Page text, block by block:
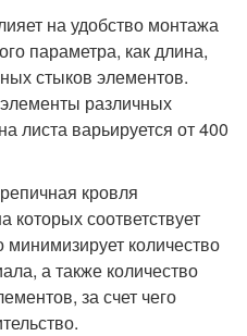
на удобство монтажа
параметра, как длина,
стыков элементов.
различных
листа варьируется от 400
кровля
которых соответствует
минимизирует количество
а также количество
за счет чего